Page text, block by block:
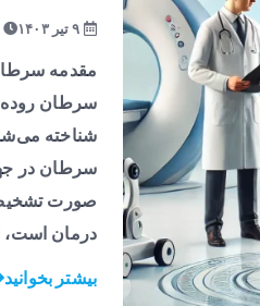
مقدمه
سرطان روده
شناخته
سرطان در
صورت
درمان است،
بیشتر بخوانید